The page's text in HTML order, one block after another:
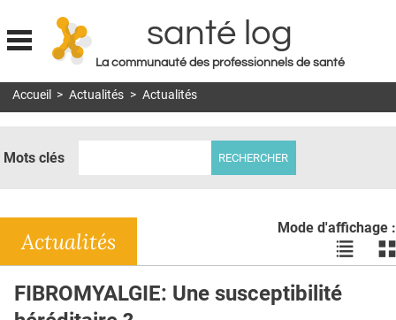
Jump to navigation
santé log
La communauté des professionnels de santé
MON COMPTE
DOSSIERS
RÉSEAUX
E-REVUE SAD
Accueil > Actualités > Actualités
Mots clés
Mode d'affichage :
Voir
les
en
les
Actualités
FIBROMYALGIE: Une susceptibilité